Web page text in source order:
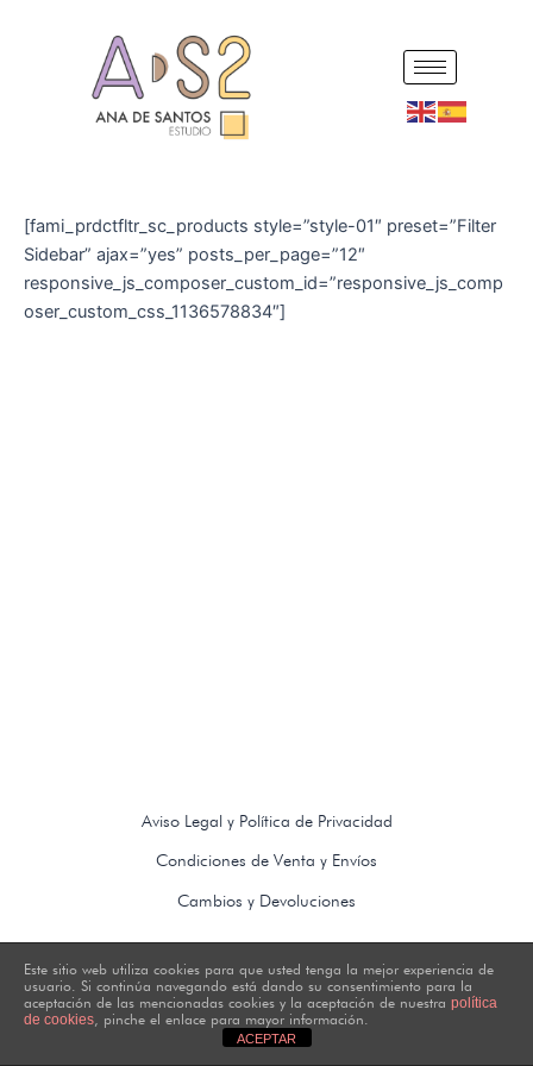
[fami_prdctfltr_sc_products style=”style-01″ preset=”Filter
Sidebar” ajax=”yes” posts_per_page=”12″
responsive_js_composer_custom_id=”responsive_js_comp
oser_custom_css_1136578834″]
Aviso Legal y Política de Privacidad
Condiciones de Venta y Envíos
Cambios y Devoluciones
as2_interiores as2_3d
Este sitio web utiliza cookies para que usted tenga la mejor experiencia de
usuario. Si continúa navegando está dando su consentimiento para la
aceptación de las mencionadas cookies y la aceptación de nuestra política
de cookies, pinche el enlace para mayor información.
ACEPTAR